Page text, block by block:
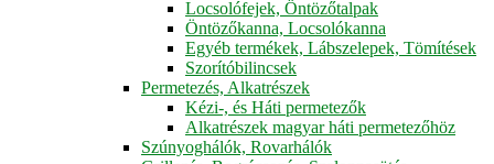
Locsolófejek, Öntözőtalpak
Öntözőkanna, Locsolókanna
Egyéb termékek, Lábszelepek, Tömítések
Szorítóbilincsek
Permetezés, Alkatrészek
Kézi-, és Háti permetezők
Alkatrészek magyar háti permetezőhöz
Szúnyoghálók, Rovarhálók